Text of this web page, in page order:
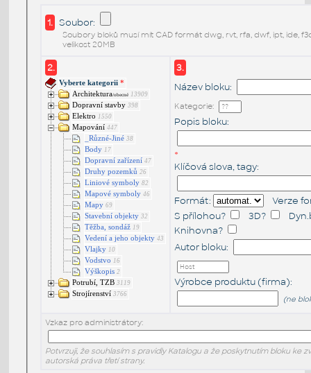
1. Soubor:
Soubory bloků musí mít CAD formát dwg, rvt, rfa, dwf, ipt, ide,
velikost 20MB
2.
Vyberte kategorii *
Architektura/obecné 13909
Dopravní stavby 398
Elektro 1550
Mapování 447
_Různé-Jiné 38
Body 17
Dopravní zařízení 47
Druhy pozemků 26
Liniové symboly 82
Mapové symboly 46
Mapy 69
Stavební objekty 32
Těžba, sondáž 19
Vedení a jeho objekty 43
Vlajky 10
Vodstvo 16
Výškopis 2
Potrubí, TZB 3119
Strojírenství 3766
3.
Název bloku:
Kategorie:
Popis bloku:
*
Klíčová slova, tagy:
Formát:
Verze
S přílohou? 3D?
Knihovna?
Autor bloku:
Výrobce produktu (firma):
(ne
Vzkaz pro administrátory:
Potvrzuji, že souhlasím s pravidly Katalogu a že poskytnutím bloku ke
autorská práva třetí strany.